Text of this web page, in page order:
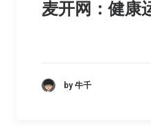
麦开网：健康
by 牛千